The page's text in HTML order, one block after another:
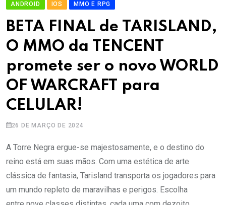
ANDROID IOS MMO E RPG
BETA FINAL de TARISLAND,
O MMO da TENCENT
promete ser o novo WORLD
OF WARCRAFT para
CELULAR!
26 DE MARÇO DE 2024
A Torre Negra ergue-se majestosamente, e o destino do
reino está em suas mãos. Com uma estética de arte
clássica de fantasia, Tarisland transporta os jogadores para
um mundo repleto de maravilhas e perigos. Escolha